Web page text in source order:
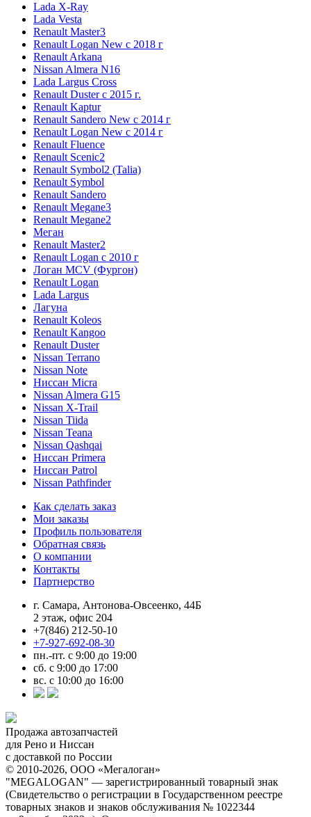
Lada X-Ray
Lada Vesta
Renault Master3
Renault Logan New с 2018 г
Renault Arkana
Nissan Almera N16
Lada Largus Cross
Renault Duster с 2015 г.
Renault Kaptur
Renault Sandero New с 2014 г
Renault Logan New с 2014 г
Renault Fluence
Renault Scenic2
Renault Symbol2 (Talia)
Renault Symbol
Renault Sandero
Renault Megane3
Renault Megane2
Меган
Renault Master2
Renault Logan c 2010 г
Логан МСV (Фургон)
Renault Logan
Lada Largus
Лагуна
Renault Koleos
Renault Kangoo
Renault Duster
Nissan Terrano
Nissan Note
Ниссан Micra
Nissan Almera G15
Nissan X-Trail
Nissan Tiida
Nissan Teana
Nissan Qashqai
Ниссан Primera
Ниссан Patrol
Nissan Pathfinder
Как сделать заказ
Мои заказы
Профиль пользователя
Обратная связь
О компании
Контакты
Партнерство
г. Самара, Антонова-Овсеенко, 44Б
2 этаж, офис 204
+7(846) 212-50-10
+7-927-692-08-30
пн.-пт. с 9:00 до 19:00
сб. с 9:00 до 17:00
вс. с 10:00 до 16:00
Продажа автозапчастей
для Рено и Ниссан
с доставкой по России
© 2010-2026, ООО «Мегалоган»
"MEGALOGAN" — зарегистрированный товарный знак
(Свидетельство о регистрации в Государственном реестре
товарных знаков и знаков обслуживания № 1022344